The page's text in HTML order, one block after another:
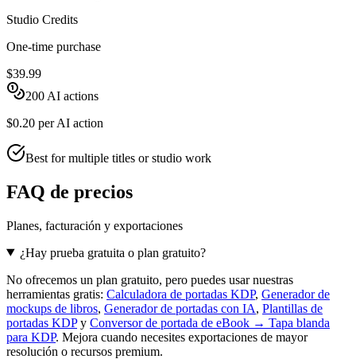
Studio Credits
One-time purchase
$39.99
200 AI actions
$0.20 per AI action
Best for multiple titles or studio work
FAQ de precios
Planes, facturación y exportaciones
¿Hay prueba gratuita o plan gratuito?
No ofrecemos un plan gratuito, pero puedes usar nuestras
herramientas gratis: Calculadora de portadas KDP, Generador de
mockups de libros, Generador de portadas con IA, Plantillas de
portadas KDPy Conversor de portada de eBook → Tapa blanda
para KDP. Mejora cuando necesites exportaciones de mayor
resolución o recursos premium.